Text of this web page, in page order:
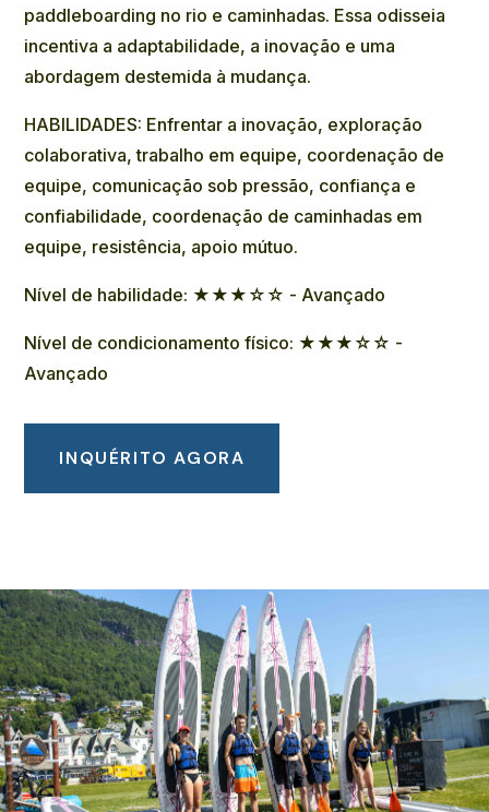
paddleboarding no rio e caminhadas. Essa odisseia
incentiva a adaptabilidade, a inovação e uma
abordagem destemida à mudança.
HABILIDADES: Enfrentar a inovação, exploração
colaborativa, trabalho em equipe, coordenação de
equipe, comunicação sob pressão, confiança e
confiabilidade, coordenação de caminhadas em
equipe, resistência, apoio mútuo.
Nível de habilidade: ★★★☆☆ - Avançado
Nível de condicionamento físico: ★★★☆☆ -
Avançado
INQUÉRITO AGORA